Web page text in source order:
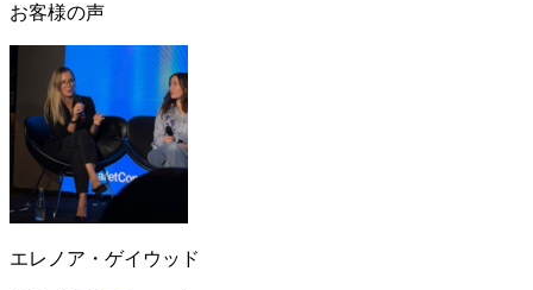
お客様の声
エレノア・ゲイウッド